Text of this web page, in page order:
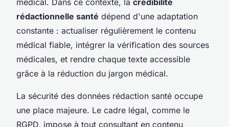
rédactionnelle santé dépend d'une adaptation
constante : actualiser régulièrement le contenu
médical fiable, intégrer la vérification des sources
médicales, et rendre chaque texte accessible
grâce à la réduction du jargon médical.
La sécurité des données rédaction santé occupe
une place majeure. Le cadre légal, comme le
RGPD, impose à tout consultant en contenu